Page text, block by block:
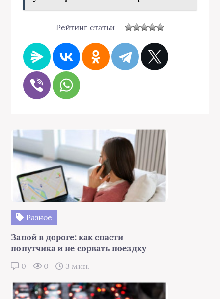
Рейтинг статьи
Разное
Запой в дороге: как спасти
попутчика и не сорвать поездку
0 0 3 мин.